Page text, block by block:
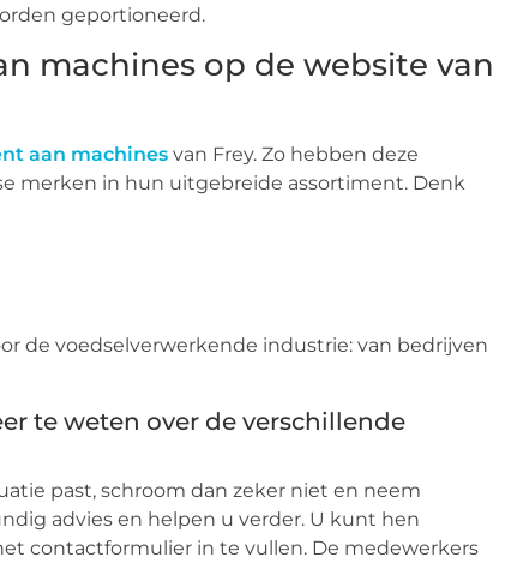
geportioneerd.
machines op de website van
aan machines van Frey. Zo hebben deze
merken in hun uitgebreide assortiment. Denk
de voedselverwerkende industrie: van bedrijven
te weten over de verschillende
past, schroom dan zeker niet en neem
advies en helpen u verder. U kunt hen
contactformulier in te vullen. De medewerkers